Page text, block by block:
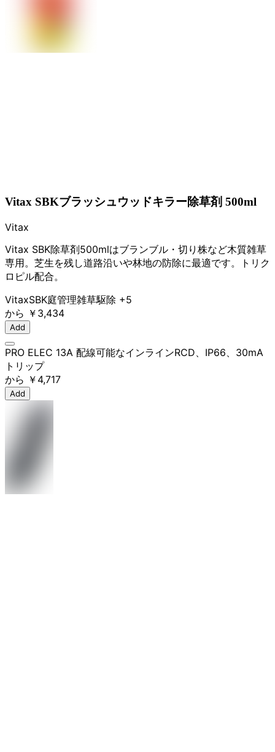
Vitax SBKブラッシュウッドキラー除草剤 500ml
Vitax
Vitax SBK除草剤500mlはブランブル・切り株など木質雑草
専用。芝生を残し道路沿いや林地の防除に最適です。トリク
ロピル配合。
VitaxSBK庭管理雑草駆除 +5
から ￥3,434
Add
PRO ELEC 13A 配線可能なインラインRCD、IP66、30mA
トリップ
から ￥4,717
Add